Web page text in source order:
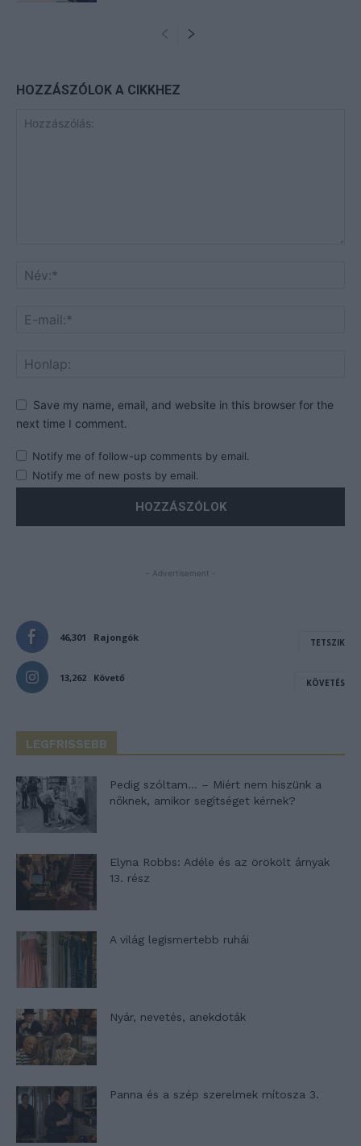
HOZZÁSZÓLOK A CIKKHEZ
Save my name, email, and website in this browser for the
next time I comment.
Notify me of follow-up comments by email.
Notify me of new posts by email.
- Advertisement -
46,301 Rajongók TETSZIK
13,262 Követő KÖVETÉS
LEGFRISSEBB
Pedig szóltam… – Miért nem hiszünk a
nőknek, amikor segítséget kérnek?
Elyna Robbs: Adéle és az örökölt árnyak
13. rész
A világ legismertebb ruhái
Nyár, nevetés, anekdoták
Panna és a szép szerelmek mítosza 3.